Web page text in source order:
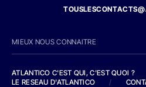
MIEUX NOUS CONNAITRE
ATLANTICO C'EST QUI, C'EST QUOI ?
LE RESEAU D'ATLANTICO
/